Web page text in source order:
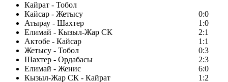
Кайрат - Тобол
Кайсар - Жетысу
0:0
Атырау - Шахтер
1:0
Елимай - Кызыл-Жар СК
2:1
Актобе - Кайсар
1:1
Жетысу - Тобол
0:3
Шахтер - Ордабасы
2:3
Елимай - Женис
6:0
Кызыл-Жар СК - Кайрат
1:2